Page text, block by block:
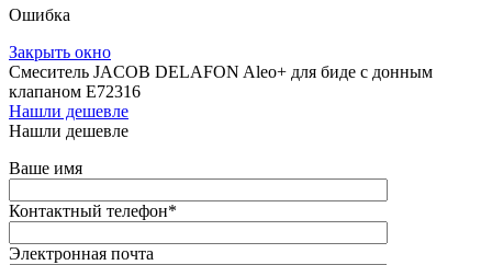
Ошибка
Закрыть окно
Смеситель JACOB DELAFON Aleo+ для биде с донным
клапаном E72316
Нашли дешевле
Нашли дешевле
Ваше имя
Контактный телефон*
Электронная почта